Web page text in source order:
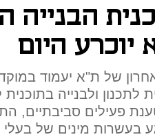
הבנייה
יוכרע היום
של ת"א יעמוד במוקד
פעילים סביבתיים,
בעשרות מינים של בעלי